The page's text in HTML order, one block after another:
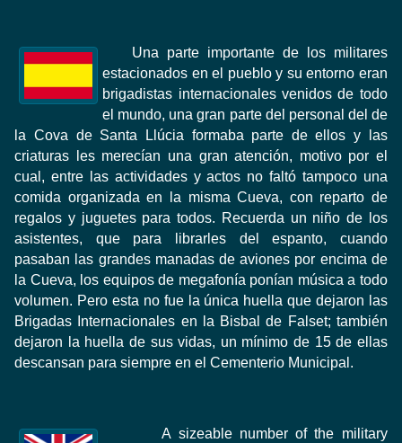
Una parte importante de los militares
estacionados en el pueblo y su entorno eran
brigadistas internacionales venidos de todo
el mundo, una gran parte del personal del de
la Cova de Santa Llúcia formaba parte de ellos y las
criaturas les merecían una gran atención, motivo por el
cual, entre las actividades y actos no faltó tampoco una
comida organizada en la misma Cueva, con reparto de
regalos y juguetes para todos. Recuerda un niño de los
asistentes, que para librarles del espanto, cuando
pasaban las grandes manadas de aviones por encima de
la Cueva, los equipos de megafonía ponían música a todo
volumen. Pero esta no fue la única huella que dejaron las
Brigadas Internacionales en la Bisbal de Falset; también
dejaron la huella de sus vidas, un mínimo de 15 de ellas
descansan para siempre en el Cementerio Municipal.
A sizeable number of the military